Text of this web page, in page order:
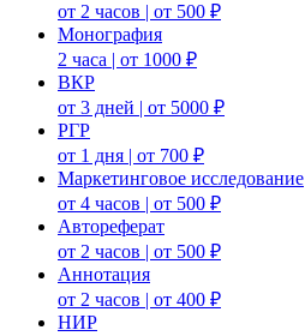
от 2 часов | от 500 ₽
Монография
2 часа | от 1000 ₽
ВКР
от 3 дней | от 5000 ₽
РГР
от 1 дня | от 700 ₽
Маркетинговое исследование
от 4 часов | от 500 ₽
Автореферат
от 2 часов | от 500 ₽
Аннотация
от 2 часов | от 400 ₽
НИР